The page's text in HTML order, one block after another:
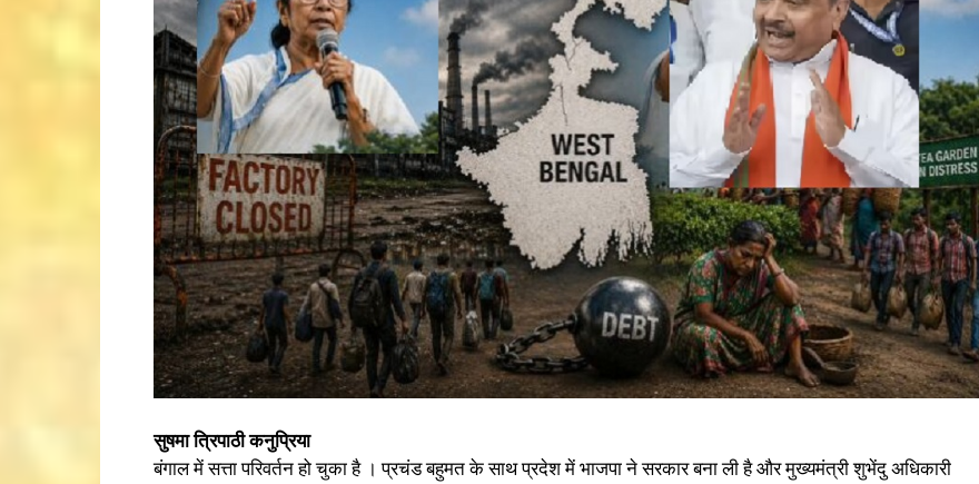
सुषमा त्रिपाठी कनुप्रिया
बंगाल में सत्ता परिवर्तन हो चुका है । प्रचंड बहुमत के साथ प्रदेश में भाजपा ने सरकार बना ली है और मुख्यमंत्री शुभेंदु अधिकारी